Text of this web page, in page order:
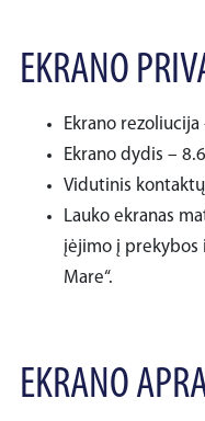
EKRANO
Ekrano
Ekrano dydis –
Vidutinis
Lauko ekranas
įėjimo į prekybos
Mare“.
EKRANO